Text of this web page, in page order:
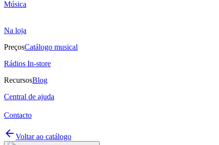
Música
Na loja
PreçosCatálogo musical
Rádios In-store
RecursosBlog
Central de ajuda
Contacto
Voltar ao catálogo